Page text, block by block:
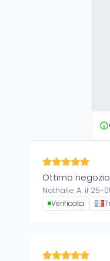
Ottimo
Nathalie A. il 25-
Verificata